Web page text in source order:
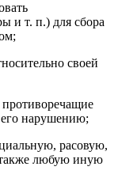
и т. п.) для сбора
своей
нарушению;
расовую,
любую иную